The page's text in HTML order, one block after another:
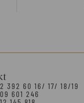
392 60 16/ 17/ 18/19
601 246